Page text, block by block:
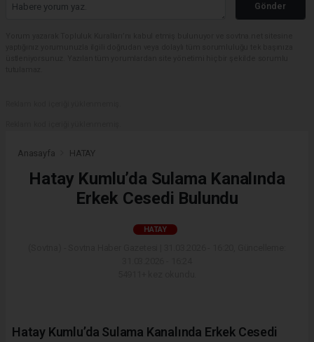
Gönder
Anasayfa HATAY
Hatay Kumlu’da Sulama Kanalında
Erkek Cesedi Bulundu
HATAY
Hatay Kumlu’da Sulama Kanalında Erkek Cesedi